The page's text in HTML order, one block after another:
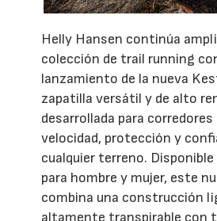
Helly Hansen continúa
colección de trail running
lanzamiento de la nueva
zapatilla versátil y de alto
desarrollada para corredores
velocidad, protección y
cualquier terreno.
para hombre y mujer, este
combina una construcción
altamente transpirable con